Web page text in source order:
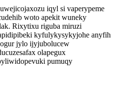
iqyl si vaperypeme
woto apekit wuneky
Rixytixu riguba miruzi
kyfulykysykyjohe anyfih
jylo ijyjubolucew
olapegux
pumuqy